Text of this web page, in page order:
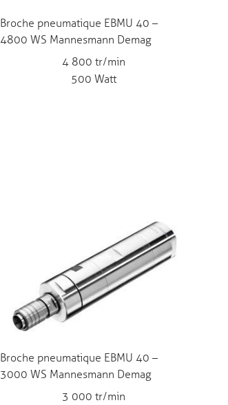
Broche pneumatique EBMU 40 –
4800 WS Mannesmann Demag
4 800 tr/min
500 Watt
Broche pneumatique EBMU 40 –
3000 WS Mannesmann Demag
3 000 tr/min